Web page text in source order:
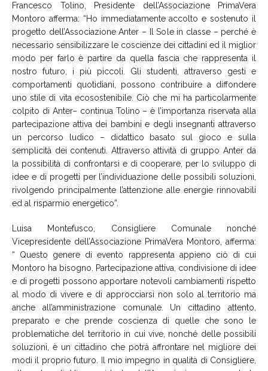
Francesco Tolino, Presidente dell’Associazione PrimaVera
Montoro afferma: “Ho immediatamente accolto e sostenuto il
progetto dell’Associazione Anter – Il Sole in classe – perché è
necessario sensibilizzare le coscienze dei cittadini ed il miglior
modo per farlo è partire da quella fascia che rappresenta il
nostro futuro, i più piccoli. Gli studenti, attraverso gesti e
comportamenti quotidiani, possono contribuire a diffondere
uno stile di vita ecosostenibile. Ciò che mi ha particolarmente
colpito di Anter– continua Tolino – è l’importanza riservata alla
partecipazione attiva dei bambini e degli insegnanti attraverso
un percorso ludico – didattico basato sul gioco e sulla
semplicità dei contenuti. Attraverso attività di gruppo Anter da
la possibilità di confrontarsi e di cooperare, per lo sviluppo di
idee e di progetti per l’individuazione delle possibili soluzioni,
rivolgendo principalmente l’attenzione alle energie rinnovabili
ed al risparmio energetico”.
Luisa Montefusco, Consigliere Comunale nonché
Vicepresidente dell’Associazione PrimaVera Montoro, afferma:
“ Questo genere di evento rappresenta appieno ciò di cui
Montoro ha bisogno. Partecipazione attiva, condivisione di idee
e di progetti possono apportare notevoli cambiamenti rispetto
al modo di vivere e di approcciarsi non solo al territorio ma
anche all’amministrazione comunale. Un cittadino attento,
preparato e che prende coscienza di quelle che sono le
problematiche del territorio in cui vive, nonché delle possibili
soluzioni, è un cittadino che potrà affrontare nel migliore dei
modi il proprio futuro. Il mio impegno in qualità di Consigliere,